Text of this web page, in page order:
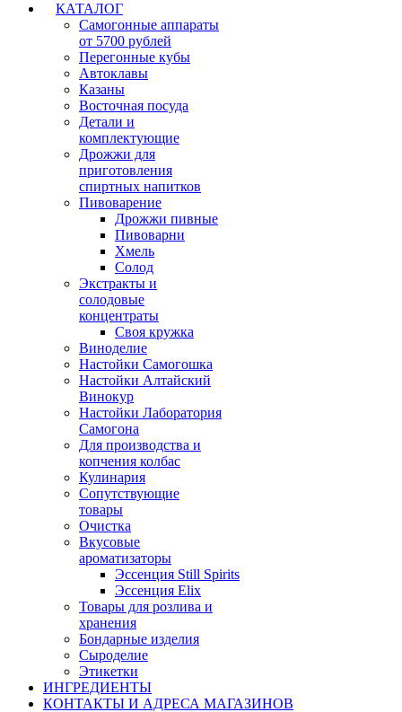
КАТАЛОГ
Самогонные аппараты
от 5700 рублей
Перегонные кубы
Автоклавы
Казаны
Восточная посуда
Детали и
комплектующие
Дрожжи для
приготовления
спиртных напитков
Пивоварение
Дрожжи пивные
Пивоварни
Хмель
Солод
Экстракты и
солодовые
концентраты
Своя кружка
Виноделие
Настойки Самогошка
Настойки Алтайский
Винокур
Настойки Лаборатория
Самогона
Для производства и
копчения колбас
Кулинария
Сопутствующие
товары
Очистка
Вкусовые
ароматизаторы
Эссенция Still Spirits
Эссенция Elix
Товары для розлива и
хранения
Бондарные изделия
Cыроделие
Этикетки
ИНГРЕДИЕНТЫ
КОНТАКТЫ И АДРЕСА МАГАЗИНОВ